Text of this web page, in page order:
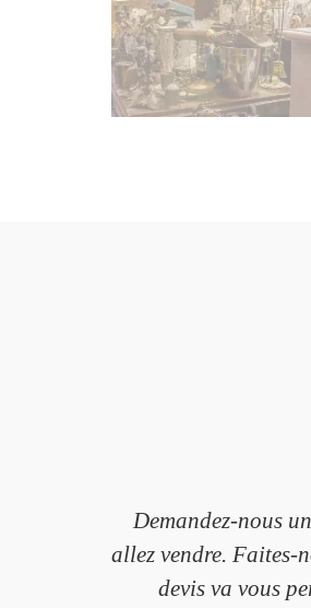
Demandez-nous
allez vendre. Faites-
devis va vous